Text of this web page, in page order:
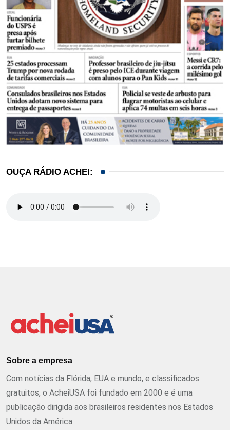
OUÇA RÁDIO ACHEI:
Sobre a empresa
Com notícias da Flórida, EUA e mundo, e classificados
gratuitos, o AcheiUSA foi fundado em 2000 e é uma
publicação dirigida aos brasileiros residentes nos Estados
Unidos da América